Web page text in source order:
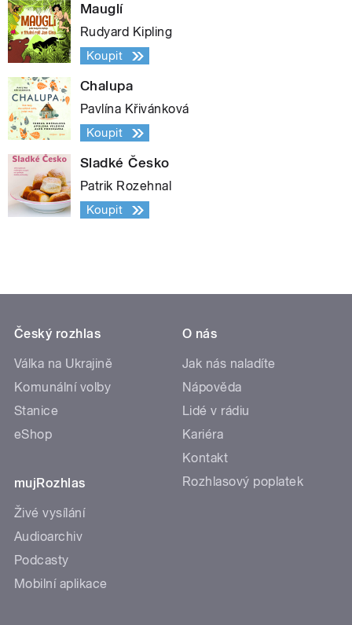
Mauglí
Rudyard Kipling
Koupit
Chalupa
Pavlína Křivánková
Koupit
Sladké Česko
Patrik Rozehnal
Koupit
Český rozhlas
Válka na Ukrajině
Komunální volby
Stanice
eShop
mujRozhlas
Živé vysílání
Audioarchiv
Podcasty
Mobilní aplikace
O nás
Jak nás naladíte
Nápověda
Lidé v rádiu
Kariéra
Kontakt
Rozhlasový poplatek